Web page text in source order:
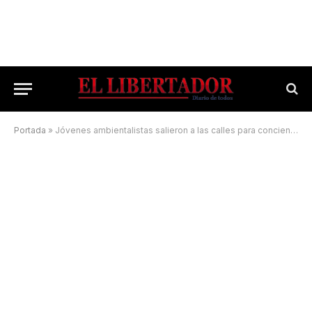
Portada » Jóvenes ambientalistas salieron a las calles para concientizar sobre el uso del plástico